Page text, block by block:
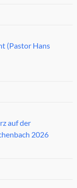
(Pastor Hans
auf der
2026